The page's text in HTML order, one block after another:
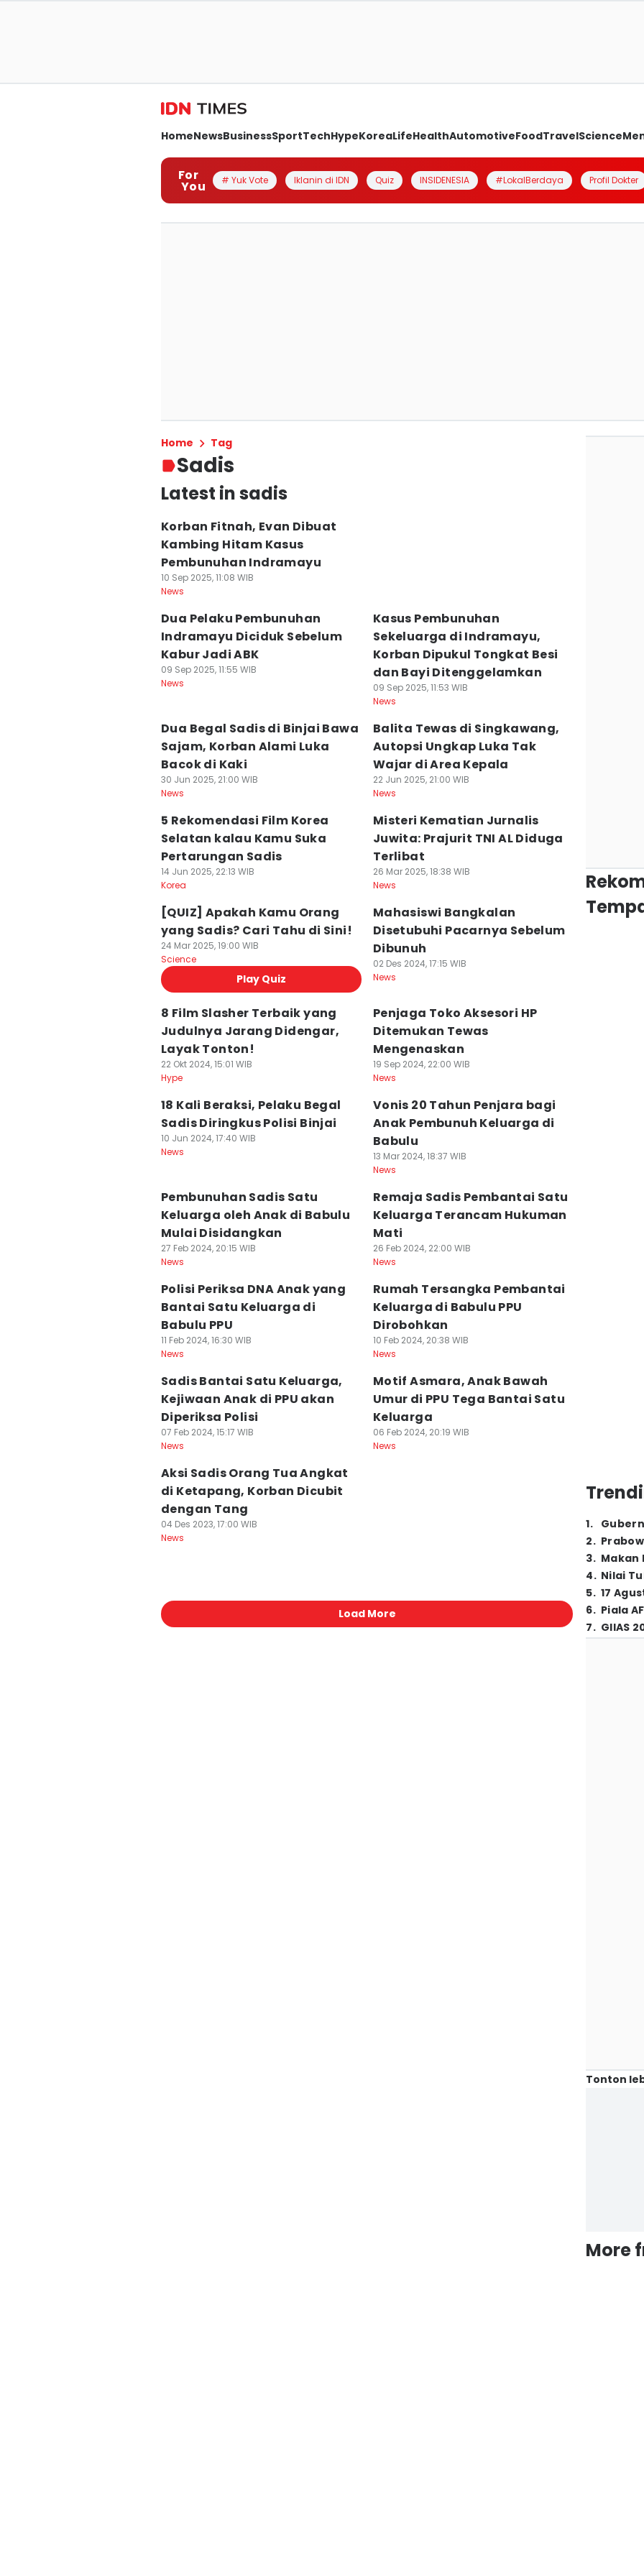
HomeNewsBusinessSportTechHypeKoreaLifeHealthAutomotiveFoodTravelScience
For
You # Yuk Vote Iklanin di IDN Quiz INSIDENESIA #LokalBerdaya Profil Dokter
Home Tag
Sadis
Latest in sadis
Korban Fitnah, Evan Dibuat
Kambing Hitam Kasus
Pembunuhan Indramayu
10 Sep 2025, 11:08 WIB
News
Dua Pelaku Pembunuhan
Indramayu Diciduk Sebelum
Kabur Jadi ABK
09 Sep 2025, 11:55 WIB
News
Kasus Pembunuhan
Sekeluarga di Indramayu,
Korban Dipukul Tongkat Besi
dan Bayi Ditenggelamkan
09 Sep 2025, 11:53 WIB
News
Dua Begal Sadis di Binjai Bawa
Sajam, Korban Alami Luka
Bacok di Kaki
30 Jun 2025, 21:00 WIB
News
Balita Tewas di Singkawang,
Autopsi Ungkap Luka Tak
Wajar di Area Kepala
22 Jun 2025, 21:00 WIB
News
5 Rekomendasi Film Korea
Selatan kalau Kamu Suka
Pertarungan Sadis
14 Jun 2025, 22:13 WIB
Korea
Misteri Kematian Jurnalis
Juwita: Prajurit TNI AL Diduga
Terlibat
26 Mar 2025, 18:38 WIB
News
[QUIZ] Apakah Kamu Orang
yang Sadis? Cari Tahu di Sini!
24 Mar 2025, 19:00 WIB
Science
Play Quiz
Mahasiswi Bangkalan
Disetubuhi Pacarnya Sebelum
Dibunuh
02 Des 2024, 17:15 WIB
News
8 Film Slasher Terbaik yang
Judulnya Jarang Didengar,
Layak Tonton!
22 Okt 2024, 15:01 WIB
Hype
Penjaga Toko Aksesori HP
Ditemukan Tewas
Mengenaskan
19 Sep 2024, 22:00 WIB
News
18 Kali Beraksi, Pelaku Begal
Sadis Diringkus Polisi Binjai
10 Jun 2024, 17:40 WIB
News
Vonis 20 Tahun Penjara bagi
Anak Pembunuh Keluarga di
Babulu
13 Mar 2024, 18:37 WIB
News
Pembunuhan Sadis Satu
Keluarga oleh Anak di Babulu
Mulai Disidangkan
27 Feb 2024, 20:15 WIB
News
Remaja Sadis Pembantai Satu
Keluarga Terancam Hukuman
Mati
26 Feb 2024, 22:00 WIB
News
Polisi Periksa DNA Anak yang
Bantai Satu Keluarga di
Babulu PPU
11 Feb 2024, 16:30 WIB
News
Rumah Tersangka Pembantai
Keluarga di Babulu PPU
Dirobohkan
10 Feb 2024, 20:38 WIB
News
Sadis Bantai Satu Keluarga,
Kejiwaan Anak di PPU akan
Diperiksa Polisi
07 Feb 2024, 15:17 WIB
News
Motif Asmara, Anak Bawah
Umur di PPU Tega Bantai Satu
Keluarga
06 Feb 2024, 20:19 WIB
News
Aksi Sadis Orang Tua Angkat
di Ketapang, Korban Dicubit
dengan Tang
04 Des 2023, 17:00 WIB
News
Load More
1.
2.
3. Makan
4. Nilai
5. 17
6. Piala
7. GIIAS
Tonton
More